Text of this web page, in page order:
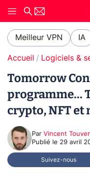
Meilleur VPN IA
Accueil Logiciels &
Tomorrow
programme...
crypto, NFT et
Par Vincent
Publié le 29 avril
Suivez-nous